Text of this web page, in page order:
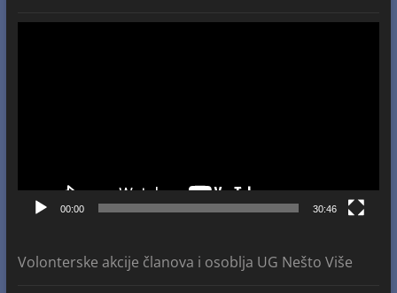
00:00 30:46
Volonterske akcije članova i osoblja UG Nešto Više